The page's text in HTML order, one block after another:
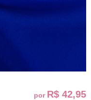
por R$ 42,95